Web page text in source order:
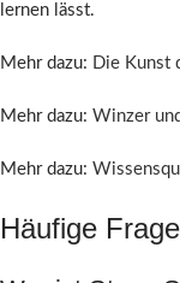
lernen lässt.
Mehr dazu: Die Kunst
Mehr dazu: Winzer
Mehr dazu:
Häufige